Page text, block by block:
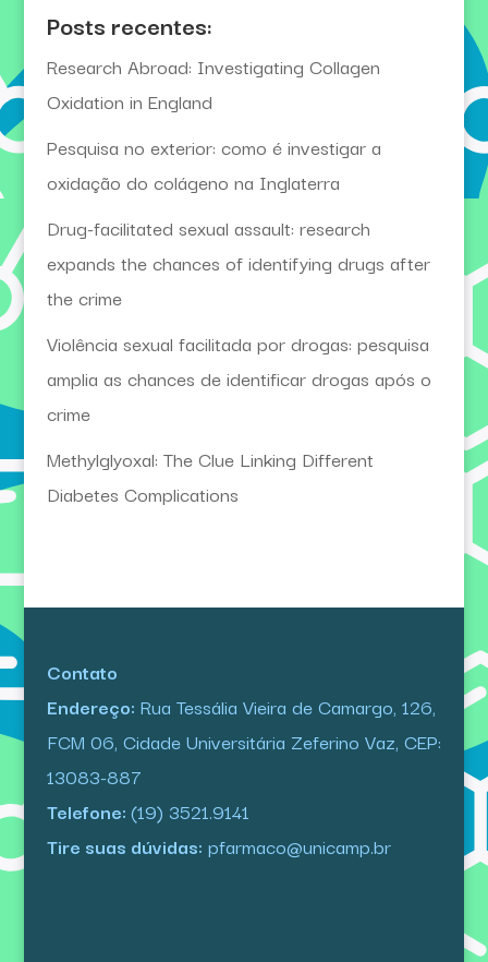
Posts recentes:
Research Abroad: Investigating Collagen
Oxidation in England
Pesquisa no exterior: como é investigar a
oxidação do colágeno na Inglaterra
Drug-facilitated sexual assault: research
expands the chances of identifying drugs after
the crime
Violência sexual facilitada por drogas: pesquisa
amplia as chances de identificar drogas após o
crime
Methylglyoxal: The Clue Linking Different
Diabetes Complications
Contato
Endereço: Rua Tessália Vieira de Camargo, 126,
FCM 06, Cidade Universitária Zeferino Vaz, CEP:
13083-887
Telefone:(19) 3521.9141
Tire suas dúvidas: pfarmaco@unicamp.br